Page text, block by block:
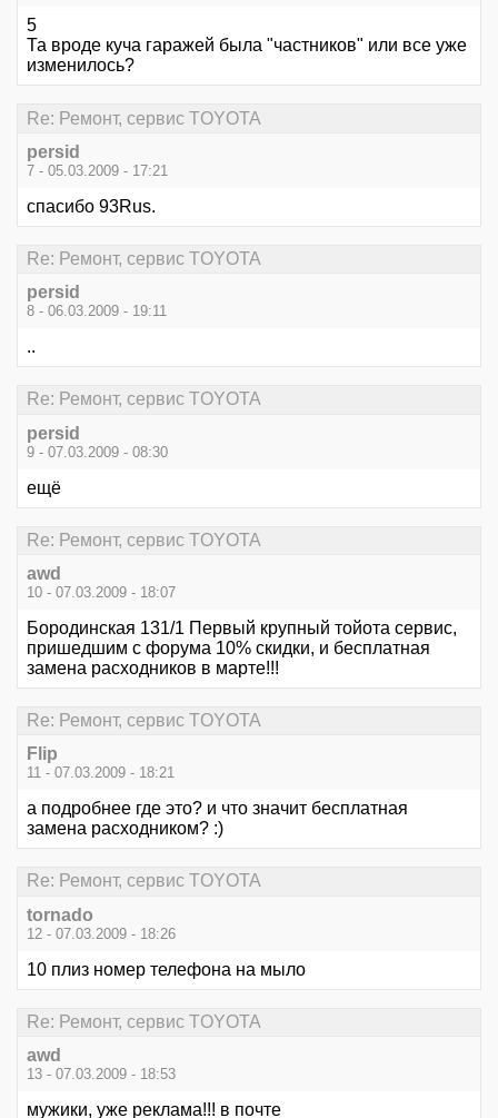
5
Та вроде куча гаражей была "частников" или все уже
изменилось?
Re: Ремонт, сервис TOYOTA
persid
7 - 05.03.2009 - 17:21
спасибо 93Rus.
Re: Ремонт, сервис TOYOTA
persid
8 - 06.03.2009 - 19:11
..
Re: Ремонт, сервис TOYOTA
persid
9 - 07.03.2009 - 08:30
ещё
Re: Ремонт, сервис TOYOTA
awd
10 - 07.03.2009 - 18:07
Бородинская 131/1 Первый крупный тойота сервис,
пришедшим с форума 10% скидки, и бесплатная
замена расходников в марте!!!
Re: Ремонт, сервис TOYOTA
Flip
11 - 07.03.2009 - 18:21
а подробнее где это? и что значит бесплатная
замена расходником? :)
Re: Ремонт, сервис TOYOTA
tornado
12 - 07.03.2009 - 18:26
10 плиз номер телефона на мыло
Re: Ремонт, сервис TOYOTA
awd
13 - 07.03.2009 - 18:53
мужики, уже реклама!!! в почте